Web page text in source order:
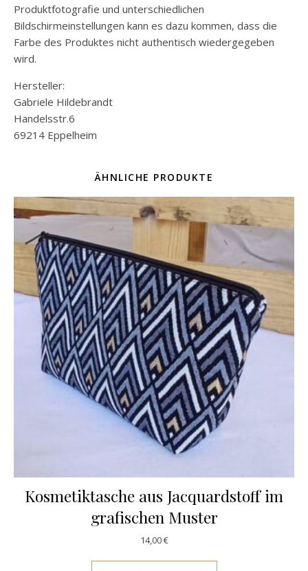
Produktfotografie und unterschiedlichen
Bildschirmeinstellungen kann es dazu kommen, dass die
Farbe des Produktes nicht authentisch wiedergegeben
wird.
Hersteller:
Gabriele Hildebrandt
Handelsstr.6
69214 Eppelheim
ÄHNLICHE PRODUKTE
Kosmetiktasche aus Jacquardstoff im
grafischen Muster
14,00€